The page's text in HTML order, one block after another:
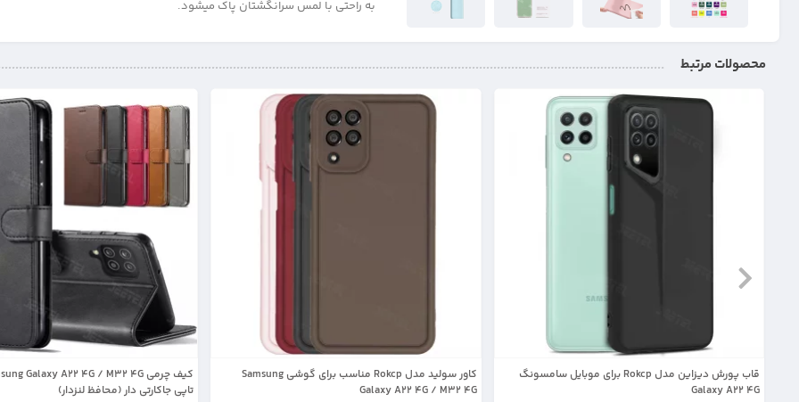
به راحتی با لمس سرانگشتان پاک میشود.
محصولات مرتبط
قاب پورش دیزاین مدل Rokcp برای موبایل سامسونگ
Galaxy A22 4G
کاور سولید مدل Rokcp مناسب برای گوشی Samsung
Galaxy A22 4G / M32 4G
16%
تاپی جاکارتی دار (محافظ لنزدار)